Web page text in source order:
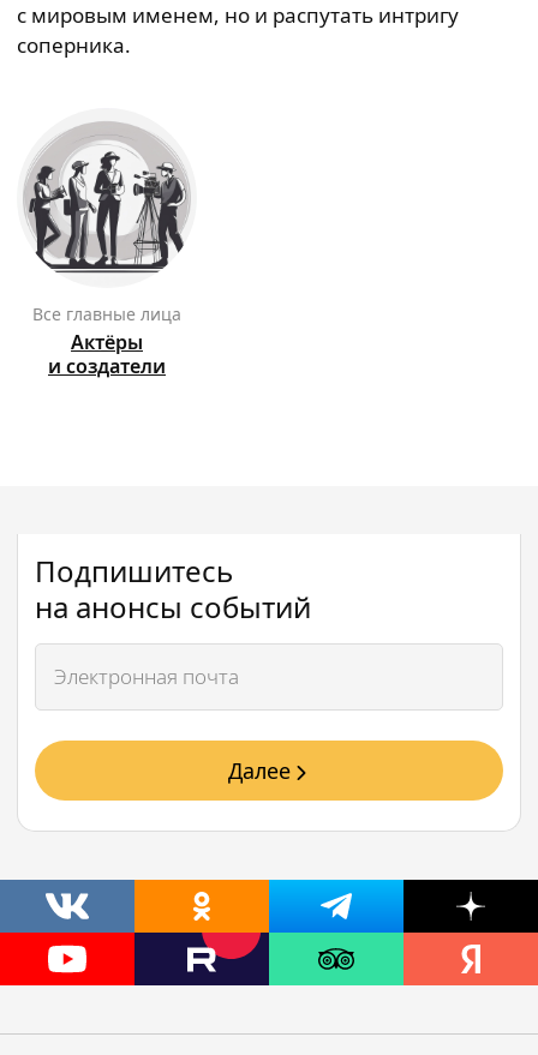
с мировым именем, но и распутать интригу
соперника.
Все главные лица
Актёры
и создатели
Подпишитесь
на анонсы событий
Далее